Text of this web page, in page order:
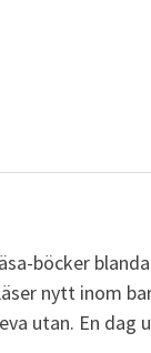
böcker
nytt inom
utan. En dag